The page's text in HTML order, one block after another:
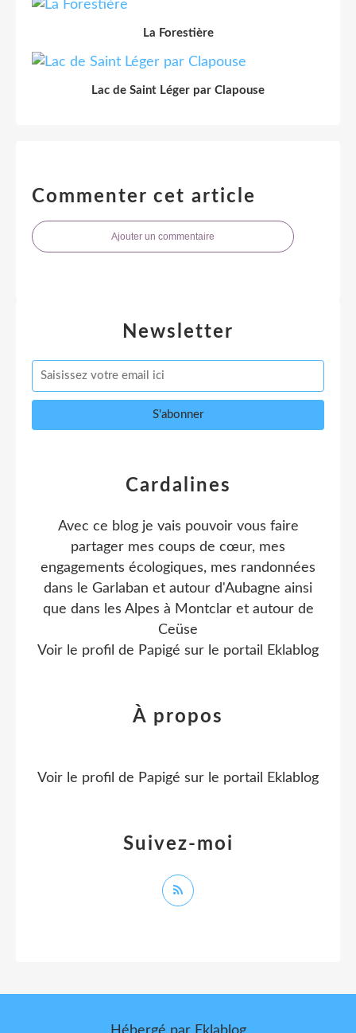
La Forestière
Lac de Saint Léger par Clapouse
Commenter cet article
Ajouter un commentaire
Newsletter
Cardalines
Avec ce blog je vais pouvoir vous faire
partager mes coups de cœur, mes
engagements écologiques, mes randonnées
dans le Garlaban et autour d'Aubagne ainsi
que dans les Alpes à Montclar et autour de
Ceüse
Voir le profil de Papigé sur le portail Eklablog
Suivez-moi
À propos
Voir le profil de Papigé sur le portail Eklablog